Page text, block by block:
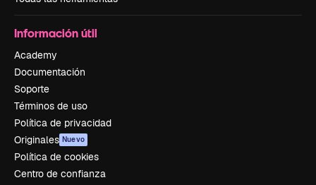
Información útil
Academy
Documentación
Soporte
Términos de uso
Política de privacidad
Originales Nuevo
Política de cookies
Centro de confianza